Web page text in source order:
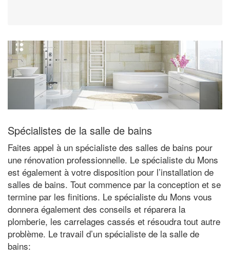
Spécialistes de la salle de bains
Faites appel à un spécialiste des salles de bains pour
une rénovation professionnelle. Le spécialiste du Mons
est également à votre disposition pour l’installation de
salles de bains. Tout commence par la conception et se
termine par les finitions. Le spécialiste du Mons vous
donnera également des conseils et réparera la
plomberie, les carrelages cassés et résoudra tout autre
problème. Le travail d’un spécialiste de la salle de
bains: